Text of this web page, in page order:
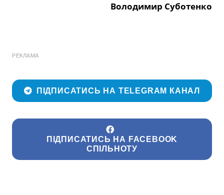
Володимир Суботенко
РЕКЛАМА
ПІДПИСАТИСЬ НА TELEGRAM КАНАЛ
ПІДПИСАТИСЬ НА FACEBOOK
СПІЛЬНОТУ